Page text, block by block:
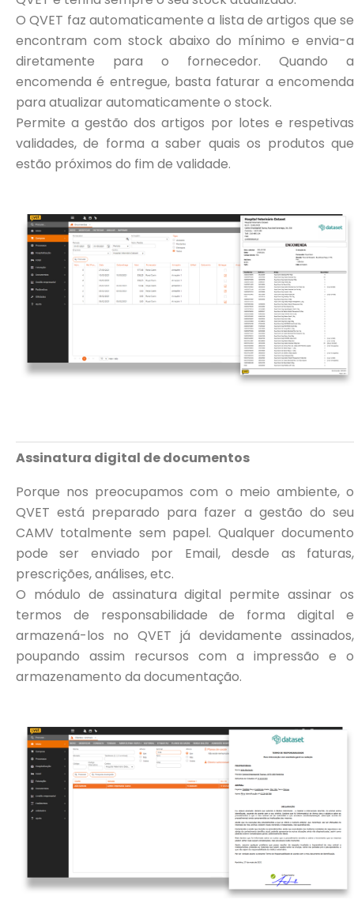
O QVET faz automaticamente a lista de artigos que se
encontram com stock abaixo do mínimo e envia-a
diretamente para o fornecedor. Quando a
encomenda é entregue, basta faturar a encomenda
para atualizar automaticamente o stock.
Permite a gestão dos artigos por lotes e respetivas
validades, de forma a saber quais os produtos que
estão próximos do fim de validade.
Assinatura digital de documentos
Porque nos preocupamos com o meio ambiente, o
QVET está preparado para fazer a gestão do seu
CAMV totalmente sem papel. Qualquer documento
pode ser enviado por Email, desde as faturas,
prescrições, análises, etc.
O módulo de assinatura digital permite assinar os
termos de responsabilidade de forma digital e
armazená-los no QVET já devidamente assinados,
poupando assim recursos com a impressão e o
armazenamento da documentação.